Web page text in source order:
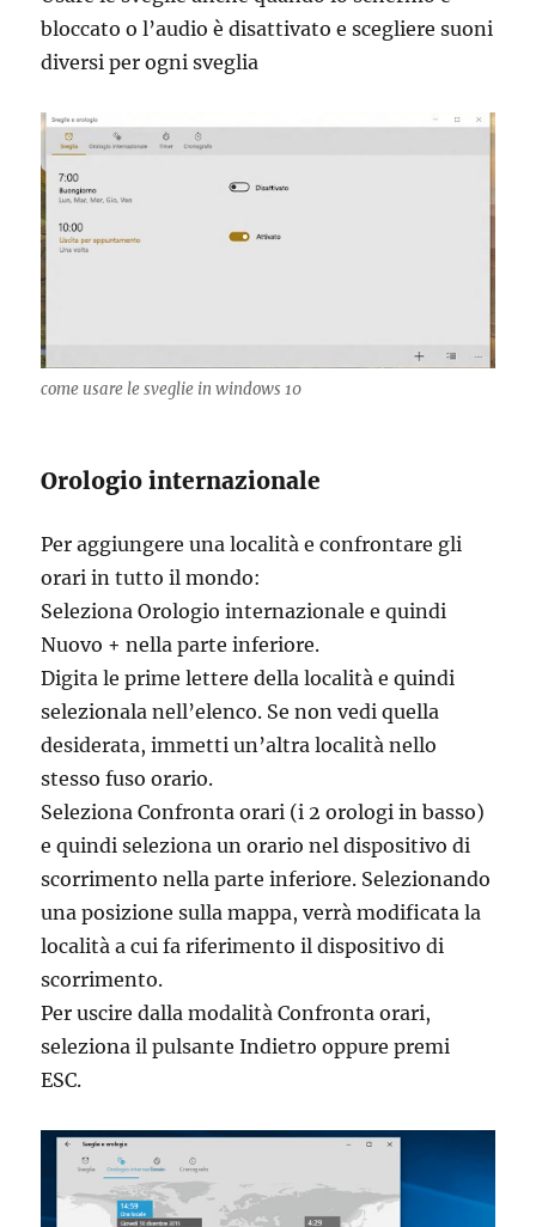
bloccato o l’audio è disattivato e scegliere suoni
diversi per ogni sveglia
come usare le sveglie in windows 10
Orologio internazionale
Per aggiungere una località e confrontare gli
orari in tutto il mondo:
Seleziona Orologio internazionale e quindi
Nuovo + nella parte inferiore.
Digita le prime lettere della località e quindi
selezionala nell’elenco. Se non vedi quella
desiderata, immetti un’altra località nello
stesso fuso orario.
Seleziona Confronta orari (i 2 orologi in basso)
e quindi seleziona un orario nel dispositivo di
scorrimento nella parte inferiore. Selezionando
una posizione sulla mappa, verrà modificata la
località a cui fa riferimento il dispositivo di
scorrimento.
Per uscire dalla modalità Confronta orari,
seleziona il pulsante Indietro oppure premi
ESC.